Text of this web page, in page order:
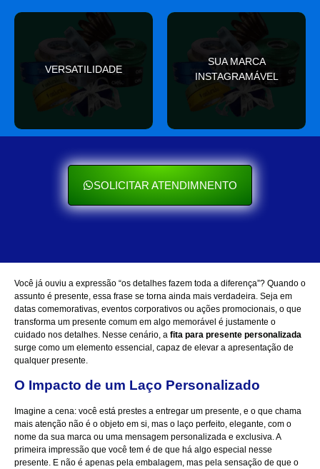
VERSATILIDADE
Se encaixa em qualquer
ocasião e sempre agrega
valor
SUA MARCA
INSTAGRAMÁVEL
Seu cliente ama mostrar
nas redes sociais
SOLICITAR ATENDIMNENTO
Você já ouviu a expressão “os detalhes fazem toda a diferença”? Quando o
assunto é presente, essa frase se torna ainda mais verdadeira. Seja em
datas comemorativas, eventos corporativos ou ações promocionais, o que
transforma um presente comum em algo memorável é justamente o
cuidado nos detalhes. Nesse cenário, a fita para presente personalizada
surge como um elemento essencial, capaz de elevar a apresentação de
qualquer presente.
O Impacto de um Laço Personalizado
Imagine a cena: você está prestes a entregar um presente, e o que chama
mais atenção não é o objeto em si, mas o laço perfeito, elegante, com o
nome da sua marca ou uma mensagem personalizada e exclusiva. A
primeira impressão que você tem é de que há algo especial nesse
presente. E não é apenas pela embalagem, mas pela sensação de que o